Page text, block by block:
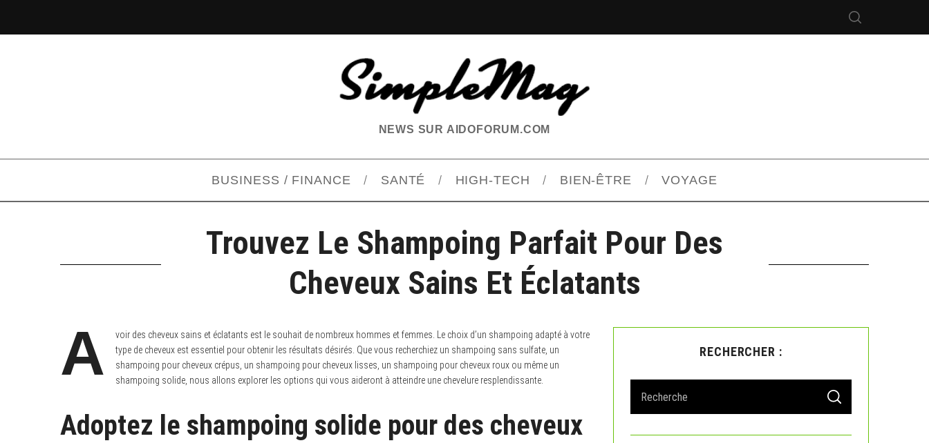
NEWS SUR AIDOFORUM.COM
BUSINESS / FINANCE SANTÉ HIGH-TECH BIEN-ÊTRE VOYAGE
Trouvez Le Shampoing Parfait Pour Des
Cheveux Sains Et Éclatants
A
voir des cheveux sains et éclatants est le souhait de nombreux hommes et femmes. Le choix d’un shampoing adapté à votre
type de cheveux est essentiel pour obtenir les résultats désirés. Que vous recherchiez un shampoing sans sulfate, un
shampoing pour cheveux crépus, un shampoing pour cheveux lisses, un shampoing pour cheveux roux ou même un
shampoing solide, nous allons explorer les options qui vous aideront à atteindre une chevelure resplendissante.
Adoptez le shampoing solide pour des cheveux
RECHERCHER :
a
r
S
A
C